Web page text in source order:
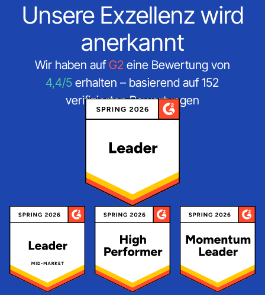
Unsere Exzellenz wird
anerkannt
Wir haben aufG2eine Bewertung von
4,4/5 erhalten – basierend auf 152
verifizierten Bewertungen